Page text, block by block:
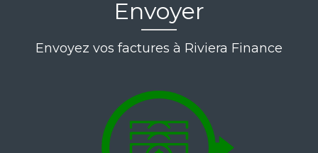
Envoyer
Envoyez vos factures à Riviera Finance